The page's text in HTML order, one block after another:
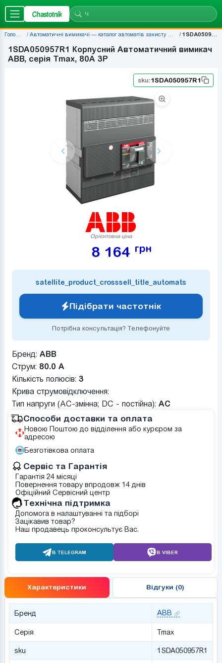
Chastotnik
Головна Автоматичні вимикачі — каталог автоматів захисту | Chastotnik.ua 1SDA050957R1
1SDA050957R1 Корпусний Автоматичний вимикач
ABB, серія Tmax, 80A 3P
sku:1SDA050957R1
Орієнтовна ціна
8 164 грн
satellite_product_crosssell_title_automats
Підібрати частотнік
Потрібна консультація? Телефонуйте
Бренд: ABB
Струм: 80.0 А
Кількість полюсів: 3
Крива струмовідключення:
Тип напруги (AC-змінна; DC - постійна): AC
Способи доставки та оплата
Новою Поштою до відділення або курєром за
адресою
Безготівкова оплата
Сервіс та Гарантія
Гарантія 24 місяці
Повернення товару впродовж 14 днів
Офіційний Сервісний центр
Tехнічна підтримка
Допомога в налаштуванні та підборі
Зацікавив товар?
Наш продавець проконсультує Вас.
В TELEGRAM В VIBER
Характеристики Відгуки (0)
Бренд ABB
Серія Tmax
sku 1SDA050957R1